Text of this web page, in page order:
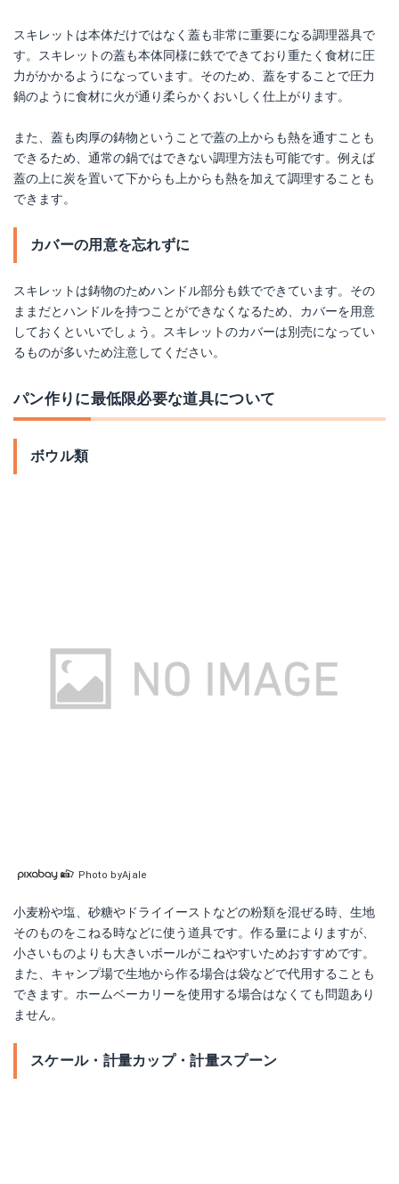
スキレットは本体だけではなく蓋も非常に重要になる調理器具で
す。スキレットの蓋も本体同様に鉄でできており重たく食材に圧
力がかかるようになっています。そのため、蓋をすることで圧力
鍋のように食材に火が通り柔らかくおいしく仕上がります。
また、蓋も肉厚の鋳物ということで蓋の上からも熱を通すことも
できるため、通常の鍋ではできない調理方法も可能です。例えば
蓋の上に炭を置いて下からも上からも熱を加えて調理することも
できます。
カバーの用意を忘れずに
スキレットは鋳物のためハンドル部分も鉄でできています。その
ままだとハンドルを持つことができなくなるため、カバーを用意
しておくといいでしょう。スキレットのカバーは別売になってい
るものが多いため注意してください。
パン作りに最低限必要な道具について
ボウル類
Photo byAjale
小麦粉や塩、砂糖やドライイーストなどの粉類を混ぜる時、生地
そのものをこねる時などに使う道具です。作る量によりますが、
小さいものよりも大きいボールがこねやすいためおすすめです。
また、キャンプ場で生地から作る場合は袋などで代用することも
できます。ホームベーカリーを使用する場合はなくても問題あり
ません。
スケール・計量カップ・計量スプーン